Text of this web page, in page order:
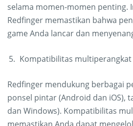
selama momen-momen penting.
Redfinger memastikan bahwa
game Anda lancar dan
Kompatibilitas multiperangkat
Redfinger mendukung berbagai
ponsel pintar (Android dan iOS),
dan Windows). Kompatibilitas